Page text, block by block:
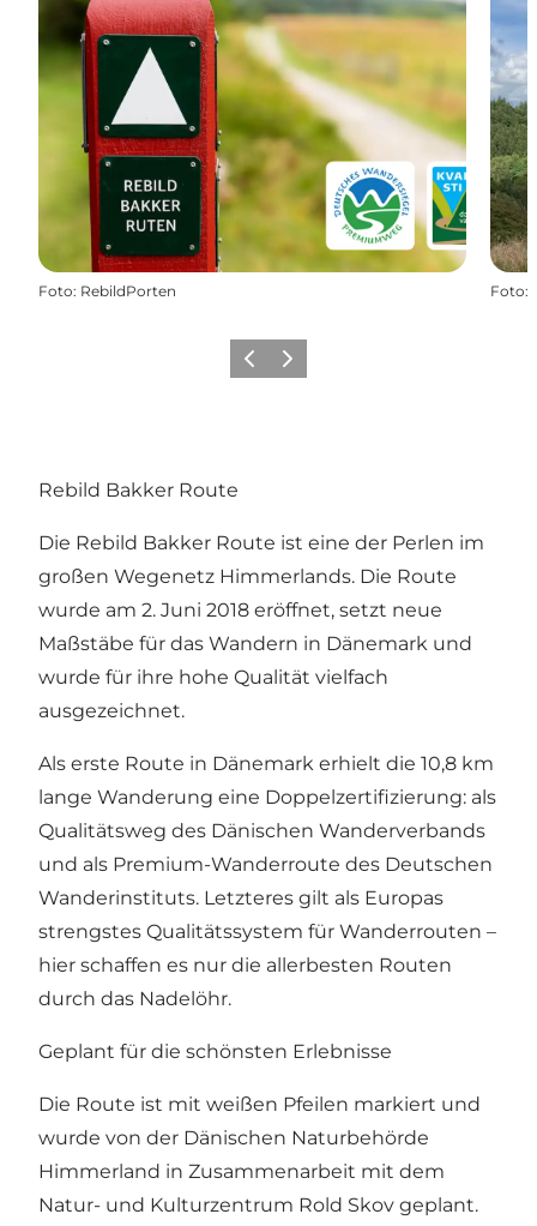
Foto: RebildPorten Foto:
Vorherige Folie
Nächste Folie
Rebild Bakker Route
Die Rebild Bakker Route ist eine der Perlen im
großen Wegenetz Himmerlands. Die Route
wurde am 2. Juni 2018 eröffnet, setzt neue
Maßstäbe für das Wandern in Dänemark und
wurde für ihre hohe Qualität vielfach
ausgezeichnet.
Als erste Route in Dänemark erhielt die 10,8 km
lange Wanderung eine Doppelzertifizierung: als
Qualitätsweg des Dänischen Wanderverbands
und als Premium-Wanderroute des Deutschen
Wanderinstituts. Letzteres gilt als Europas
strengstes Qualitätssystem für Wanderrouten –
hier schaffen es nur die allerbesten Routen
durch das Nadelöhr.
Geplant für die schönsten Erlebnisse
Die Route ist mit weißen Pfeilen markiert und
wurde von der Dänischen Naturbehörde
Himmerland in Zusammenarbeit mit dem
Natur- und Kulturzentrum Rold Skov geplant.